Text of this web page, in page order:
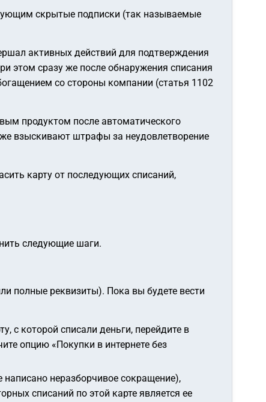
скрытые подписки (так называемые
активных действий для подтверждения
этом сразу же после обнаружения списания
со стороны компании (статья 1102
продуктом после автоматического
взыскивают штрафы за неудовлетворение
карту от последующих списаний,
следующие шаги.
полные реквизиты). Пока вы будете вести
с которой списали деньги, перейдите в
опцию «Покупки в интернете без
написано неразборчивое сокращение),
списаний по этой карте является ее